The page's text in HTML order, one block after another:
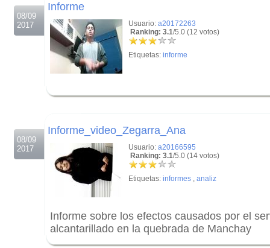
08/09
2017
Informe
Usuario: a20172263
Ranking: 3.1/5.0 (12 votos)
Etiquetas: informe
08/09
2017
Informe_video_Zegarra_Ana
Usuario: a20166595
Ranking: 3.1/5.0 (14 votos)
Etiquetas: informes , analiz
Informe sobre los efectos causados por el
alcantarillado en la quebrada de Manchay